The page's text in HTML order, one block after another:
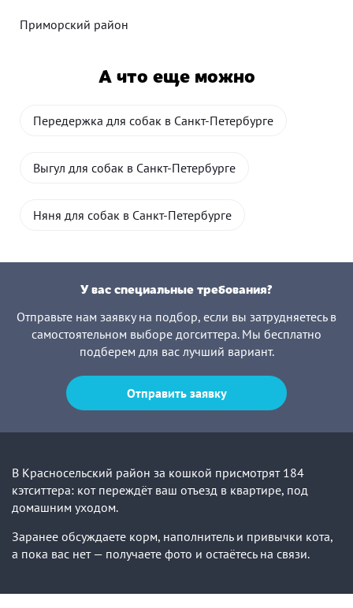
Приморский район
А что еще можно
Передержка для собак в Санкт-Петербурге
Выгул для собак в Санкт-Петербурге
Няня для собак в Санкт-Петербурге
У вас специальные требования?
Отправьте нам заявку на подбор, если вы затрудняетесь в
самостоятельном выборе догситтера. Мы бесплатно
подберем для вас лучший вариант.
Отправить заявку
В Красносельский район за кошкой присмотрят 184
кэтситтера: кот переждёт ваш отъезд в квартире, под
домашним уходом.
Заранее обсуждаете корм, наполнитель и привычки кота,
а пока вас нет — получаете фото и остаётесь на связи.